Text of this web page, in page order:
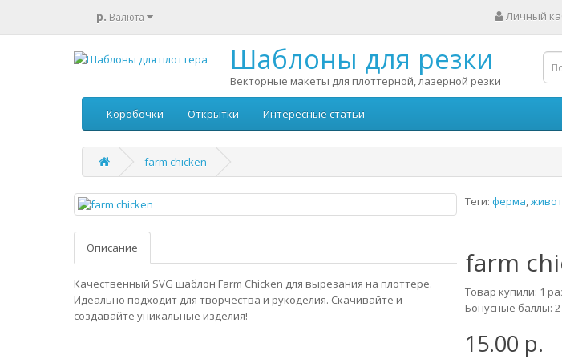
р. Валюта Личный
Шаблоны для резки
Векторные макеты для плоттерной, лазерной резки
Коробочки Открытки Интересные статьи
farm chicken
Описание
Качественный SVG шаблон Farm Chicken для вырезания на плоттере.
Идеально подходит для творчества и рукоделия. Скачивайте и
создавайте уникальные изделия!
Теги: ферма,
farm
Товар купили: 1
Бонусные баллы: 2
15.00 р.